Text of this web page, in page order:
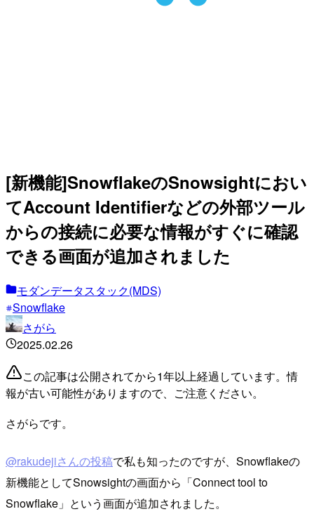
[新機能]SnowflakeのSnowsightにおい
てAccount Identifierなどの外部ツール
からの接続に必要な情報がすぐに確認
できる画面が追加されました
モダンデータスタック(MDS)
Snowflake
さがら
2025.02.26
この記事は公開されてから1年以上経過しています。情
報が古い可能性がありますので、ご注意ください。
さがらです。
@rakudejiさんの投稿で私も知ったのですが、Snowflakeの
新機能としてSnowsightの画面から「Connect tool to
Snowflake」という画面が追加されました。